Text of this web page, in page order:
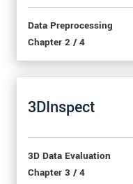
Data Preprocessing
Chapter 2 / 4
3DInspect
3D Data Evaluation
Chapter 3 / 4